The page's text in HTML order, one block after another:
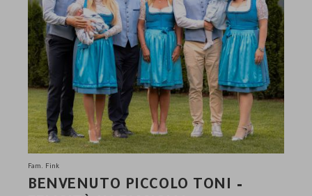
BENVENUTO PICCOLO TONI –
Fam. Fink